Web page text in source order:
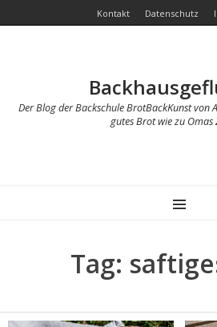
Kontakt Datenschutz
Der Blog der Backschule BrotBackKunst
gutes Brot wie zu Omas
MENU
Tag: